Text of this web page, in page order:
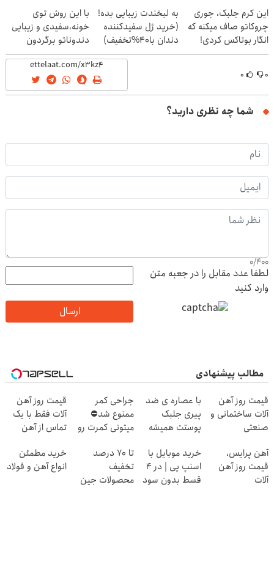
این کرم جلبک، جوری
چروکاتو صاف میکنه که
انگار بوتاکس کردی!
(تخفیف ویژه)
به لبخندت زیبایی بده!
(خرید ژل سفیدکننده
دندان با40%تخفیف)
با این روش توی
خونه،سفیدی و زیبایی
دندوناتو برگردون
(40%off)
۰ ۰
شما چه نظری دارید؟
0/400
لطفا عدد مقابل را در جعبه متن
وارد کنید
ارسال
مطالب پیشنهادی
قیمت روز آهن
آلات ساختمانی و
صنعتی
با عصاره ی ضد
پیری جلبک
پوستت همیشه
جراحی کمر
ممنوع شد⛔
میتونی کمرت رو
کنی! 👈🏻
پرسش‌نامه
قیمت روز آهن
آلات فقط با یک
تماس از آهن
آهن پرایس،
قیمت روز آهن
آلات
خرید موبایل با
اسنپ پی | در ۴
قسط بدون سود
تا 70 درصد
تخفیف
محصولات جین
خرید مطمئن
انواع آهن و فولاد